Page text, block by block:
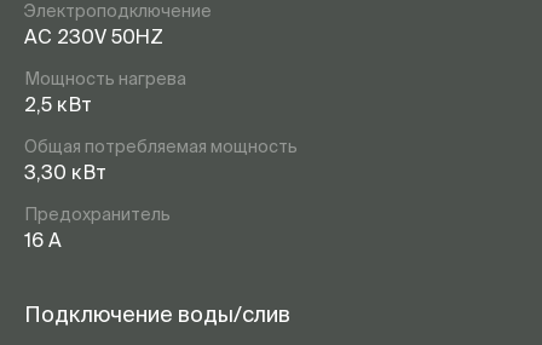
Электроподключение
AC 230V 50HZ
Мощность нагрева
2,5 кВт
Общая потребляемая мощность
3,30 кВт
Предохранитель
16 А
Подключение воды/слив